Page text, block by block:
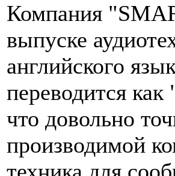
Компания
выпуске
английского
переводится
что довольно
производимой